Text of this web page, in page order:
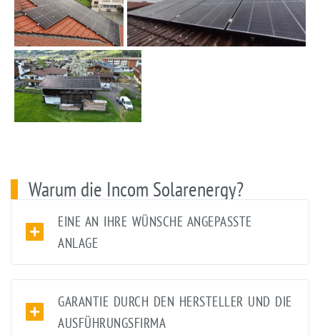
Warum die Incom Solarenergy?
EINE AN IHRE WÜNSCHE ANGEPASSTE
ANLAGE
GARANTIE DURCH DEN HERSTELLER UND DIE
AUSFÜHRUNGSFIRMA